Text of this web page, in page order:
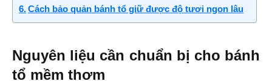
Cách bảo quản bánh tổ giữ được độ tươi ngon lâu
Nguyên liệu cần chuẩn bị cho bánh
tổ mềm thơm